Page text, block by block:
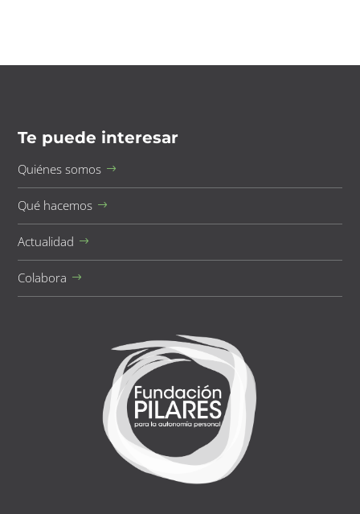
Te puede interesar
Quiénes somos
Qué hacemos
Actualidad
Colabora